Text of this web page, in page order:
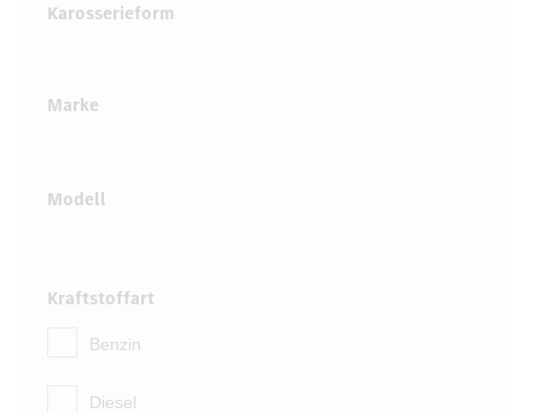
Karosserieform
Marke
Modell
Kraftstoffart
Benzin
Diesel